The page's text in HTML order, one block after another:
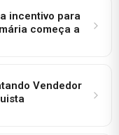
incentivo para
começa a
Vendedor